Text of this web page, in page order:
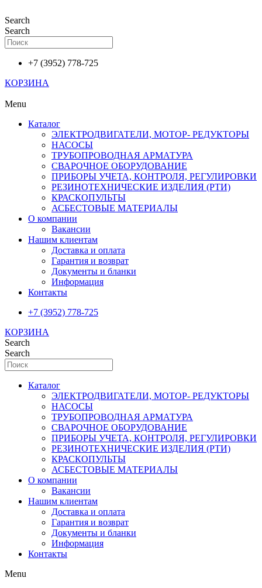
к
содержимому
Search
Search
+7 (3952) 778-725
КОРЗИНА
Menu
Каталог
ЭЛЕКТРОДВИГАТЕЛИ, МОТОР- РЕДУКТОРЫ
НАСОСЫ
ТРУБОПРОВОДНАЯ АРМАТУРА
СВАРОЧНОЕ ОБОРУДОВАНИЕ
ПРИБОРЫ УЧЕТА, КОНТРОЛЯ, РЕГУЛИРОВКИ
РЕЗИНОТЕХНИЧЕСКИЕ ИЗДЕЛИЯ (РТИ)
КРАСКОПУЛЬТЫ
АСБЕСТОВЫЕ МАТЕРИАЛЫ
О компании
Вакансии
Нашим клиентам
Доставка и оплата
Гарантия и возврат
Документы и бланки
Информация
Контакты
+7 (3952) 778-725
КОРЗИНА
Search
Search
Каталог
ЭЛЕКТРОДВИГАТЕЛИ, МОТОР- РЕДУКТОРЫ
НАСОСЫ
ТРУБОПРОВОДНАЯ АРМАТУРА
СВАРОЧНОЕ ОБОРУДОВАНИЕ
ПРИБОРЫ УЧЕТА, КОНТРОЛЯ, РЕГУЛИРОВКИ
РЕЗИНОТЕХНИЧЕСКИЕ ИЗДЕЛИЯ (РТИ)
КРАСКОПУЛЬТЫ
АСБЕСТОВЫЕ МАТЕРИАЛЫ
О компании
Вакансии
Нашим клиентам
Доставка и оплата
Гарантия и возврат
Документы и бланки
Информация
Контакты
Menu